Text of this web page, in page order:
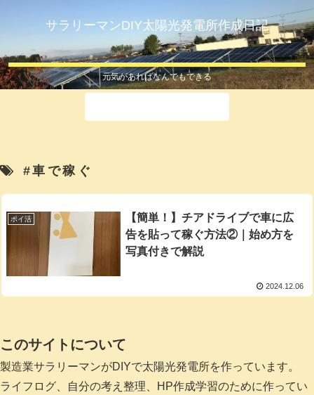
サラリーマンDIY太陽光発電所作成日記
元気があればなんでもできる
#車で稼ぐ
ポイ活
【簡単！】チアドライブで車に広
告を貼って稼ぐ方法②｜始め方を
写真付きで解説
2024.12.06
このサイトについて
製造業サラリーマンがDIYで太陽光発電所を作っています。
ライフログ、自分の考え整理、HP作成学習のために作ってい